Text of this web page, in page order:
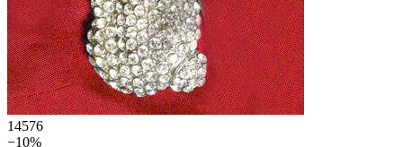
14576
−10%